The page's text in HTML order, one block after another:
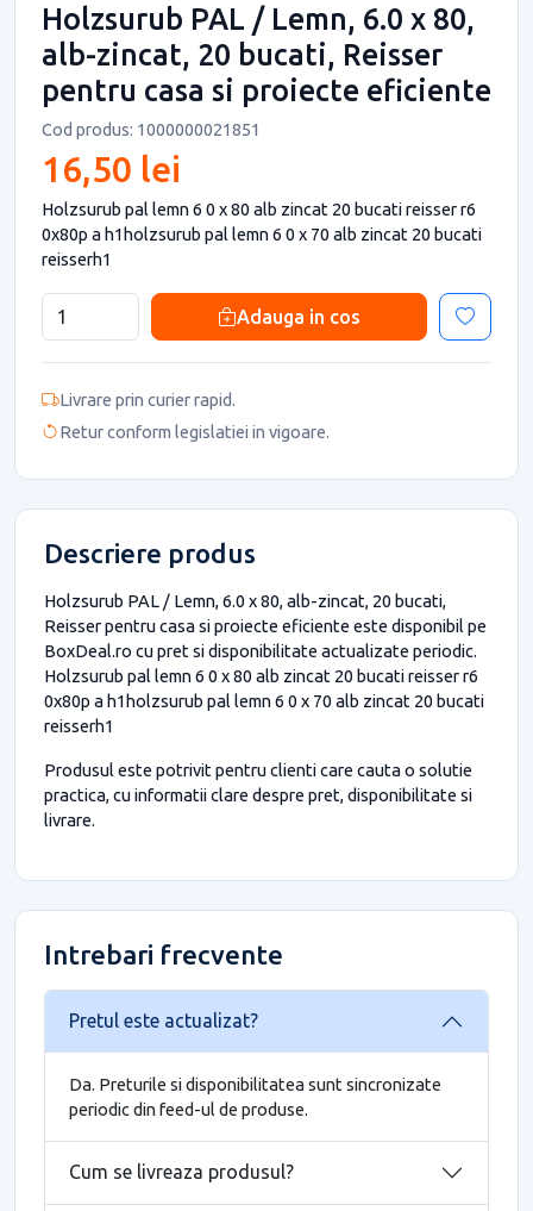
Holzsurub PAL / Lemn, 6.0 x 80,
alb-zincat, 20 bucati, Reisser
pentru casa si proiecte eficiente
Cod produs: 1000000021851
16,50 lei
Holzsurub pal lemn 6 0 x 80 alb zincat 20 bucati reisser r6
0x80p a h1holzsurub pal lemn 6 0 x 70 alb zincat 20 bucati
reisserh1
Adauga in cos
Livrare prin curier rapid.
Retur conform legislatiei in vigoare.
Descriere produs
Holzsurub PAL / Lemn, 6.0 x 80, alb-zincat, 20 bucati,
Reisser pentru casa si proiecte eficiente este disponibil pe
BoxDeal.ro cu pret si disponibilitate actualizate periodic.
Holzsurub pal lemn 6 0 x 80 alb zincat 20 bucati reisser r6
0x80p a h1holzsurub pal lemn 6 0 x 70 alb zincat 20 bucati
reisserh1
Produsul este potrivit pentru clienti care cauta o solutie
practica, cu informatii clare despre pret, disponibilitate si
livrare.
Intrebari frecvente
Pretul este actualizat?
Da. Preturile si disponibilitatea sunt sincronizate
periodic din feed-ul de produse.
Cum se livreaza produsul?